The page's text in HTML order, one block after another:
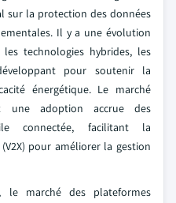
sur la protection des données
Il y a une évolution
technologies hybrides, les
pour soutenir la
énergétique. Le marché
une adoption accrue des
connectée, facilitant la
pour améliorer la gestion
le marché des plateformes